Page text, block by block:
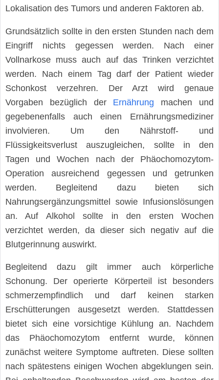
Lokalisation des Tumors und anderen Faktoren ab.
Grundsätzlich sollte in den ersten Stunden nach dem
Eingriff nichts gegessen werden. Nach einer
Vollnarkose muss auch auf das Trinken verzichtet
werden. Nach einem Tag darf der Patient wieder
Schonkost verzehren. Der Arzt wird genaue
Vorgaben bezüglich der Ernährung machen und
gegebenenfalls auch einen Ernährungsmediziner
involvieren. Um den Nährstoff- und
Flüssigkeitsverlust auszugleichen, sollte in den
Tagen und Wochen nach der Phäochomozytom-
Operation ausreichend gegessen und getrunken
werden. Begleitend dazu bieten sich
Nahrungsergänzungsmittel sowie Infusionslösungen
an. Auf Alkohol sollte in den ersten Wochen
verzichtet werden, da dieser sich negativ auf die
Blutgerinnung auswirkt.
Begleitend dazu gilt immer auch körperliche
Schonung. Der operierte Körperteil ist besonders
schmerzempfindlich und darf keinen starken
Erschütterungen ausgesetzt werden. Stattdessen
bietet sich eine vorsichtige Kühlung an. Nachdem
das Phäochomozytom entfernt wurde, können
zunächst weitere Symptome auftreten. Diese sollten
nach spätestens einigen Wochen abgeklungen sein.